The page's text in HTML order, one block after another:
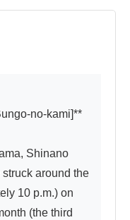
Shinano
around the
10 p.m.) on
(the third